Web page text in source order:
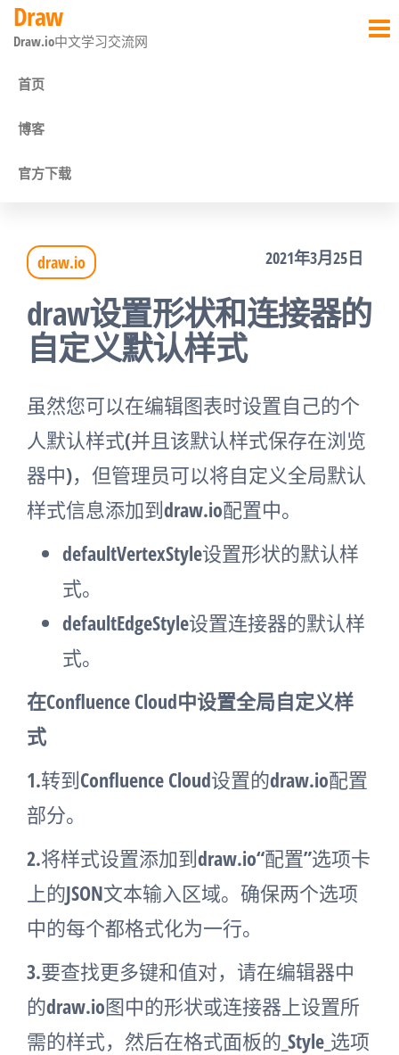
前
往
内
容
Draw
Draw.io中文学习交流网
首页
博客
官方下载
draw.io 2021年3月25日
draw设置形状和连接器的
自定义默认样式
虽然您可以在编辑图表时设置自己的个
人默认样式(并且该默认样式保存在浏览
器中)，但管理员可以将自定义全局默认
样式信息添加到draw.io配置中。
defaultVertexStyle设置形状的默认样
式。
defaultEdgeStyle设置连接器的默认样
式。
在Confluence Cloud中设置全局自定义样
式
1.转到Confluence Cloud设置的draw.io配置
部分。
2.将样式设置添加到draw.io“配置”选项卡
上的JSON文本输入区域。确保两个选项
中的每个都格式化为一行。
3.要查找更多键和值对，请在编辑器中
的draw.io图中的形状或连接器上设置所
需的样式，然后在格式面板的_Style_选项